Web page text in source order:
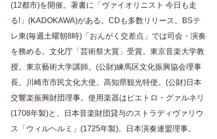
(12都市)を開催。著書に「ヴァイオリニスト 今日も走
る!」(KADOKAWA)がある。CDも多数リリース。BSテ
レ東(毎週土曜朝8時)「おんがく交差点」では司会・演奏
を務める。文化庁「芸術祭大賞」受賞。東京音楽大学教
授。東京藝術大学講師。(公財)練馬区文化振興協会理事
長。川崎市市民文化大使。高知県観光特使。(公財)日本
交響楽振興財団理事。使用楽器はピエトロ・グァルネリ
(1708年製)と、日本音楽財団貸与のストラディヴァリウ
ス「ウィルヘルミ」(1725年製)。日本演奏連盟理事。